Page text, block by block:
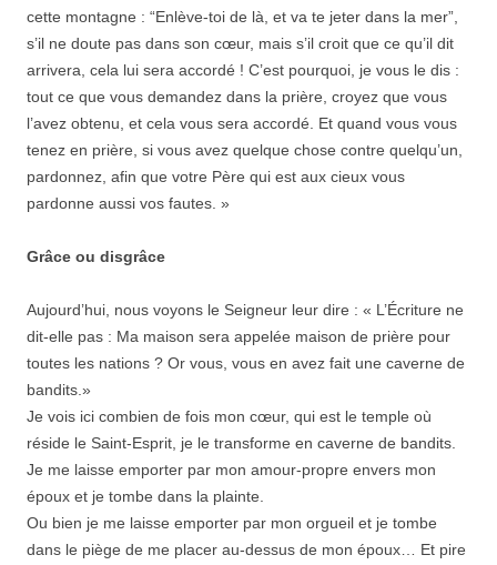
cette montagne : “Enlève-toi de là, et va te jeter dans la mer”,
s’il ne doute pas dans son cœur, mais s’il croit que ce qu’il dit
arrivera, cela lui sera accordé ! C’est pourquoi, je vous le dis :
tout ce que vous demandez dans la prière, croyez que vous
l’avez obtenu, et cela vous sera accordé. Et quand vous vous
tenez en prière, si vous avez quelque chose contre quelqu’un,
pardonnez, afin que votre Père qui est aux cieux vous
pardonne aussi vos fautes. »
Grâce ou disgrâce
Aujourd’hui, nous voyons le Seigneur leur dire : « L’Écriture ne
dit-elle pas : Ma maison sera appelée maison de prière pour
toutes les nations ? Or vous, vous en avez fait une caverne de
bandits.»
Je vois ici combien de fois mon cœur, qui est le temple où
réside le Saint-Esprit, je le transforme en caverne de bandits.
Je me laisse emporter par mon amour-propre envers mon
époux et je tombe dans la plainte.
Ou bien je me laisse emporter par mon orgueil et je tombe
dans le piège de me placer au-dessus de mon époux… Et pire